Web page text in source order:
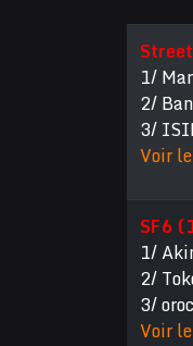
1/
2/
3/
Voir
SF6
1/
2/
3/
Voir